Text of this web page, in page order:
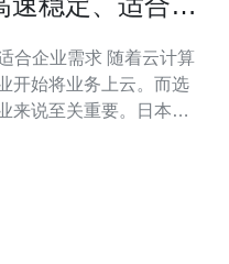
求 随着云计算
开始将业务上云。而选
来说至关重要。日本